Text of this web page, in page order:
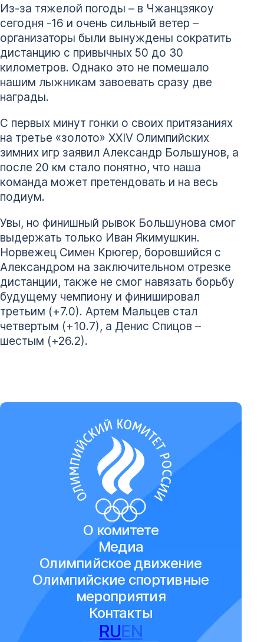
Из-за тяжелой погоды – в Чжанцзякоу
сегодня -16 и очень сильный ветер –
организаторы были вынуждены сократить
дистанцию с привычных 50 до 30
километров. Однако это не помешало
нашим лыжникам завоевать сразу две
награды.
С первых минут гонки о своих притязаниях
на третье «золото» XXIV Олимпийских
зимних игр заявил Александр Большунов, а
после 20 км стало понятно, что наша
команда может претендовать и на весь
подиум.
Увы, но финишный рывок Большунова смог
выдержать только Иван Якимушкин.
Норвежец Симен Крюгер, боровшийся с
Александром на заключительном отрезке
дистанции, также не смог навязать борьбу
будущему чемпиону и финишировал
третьим (+7.0). Артем Мальцев стал
четвертым (+10.7), а Денис Спицов –
шестым (+26.2).
О комитете
Медиа
Олимпийское движение
Олимпийские спортивные
мероприятия
Контакты
RUEN